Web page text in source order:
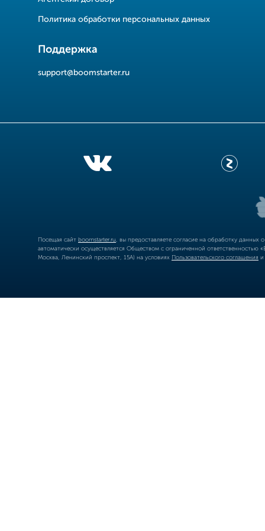
Политика обработки персональных данных
Поддержка
support@boomstarter.ru
Посещая сайт boomstarter.ru , вы предоставляете согласие на обработку
автоматически осуществляется Обществом с ограниченной
Москва, Ленинский проспект, 15А) на условиях Пользовательского соглашения и